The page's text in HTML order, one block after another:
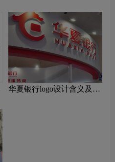
华夏银行logo设计含义及设